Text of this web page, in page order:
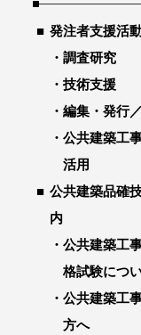
発注者支援活
調査研究
技術支援
編集・発行
公共建築工
活用
公共建築品確
内
公共建築工
格試験につ
公共建築工
方へ